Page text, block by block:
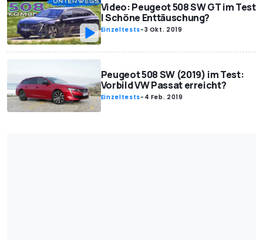
Video: Peugeot 508 SW GT im Test
| Schöne Enttäuschung?
Einzeltests-3 Okt. 2019
Peugeot 508 SW (2019) im Test:
Vorbild VW Passat erreicht?
Einzeltests- 4 Feb. 2019